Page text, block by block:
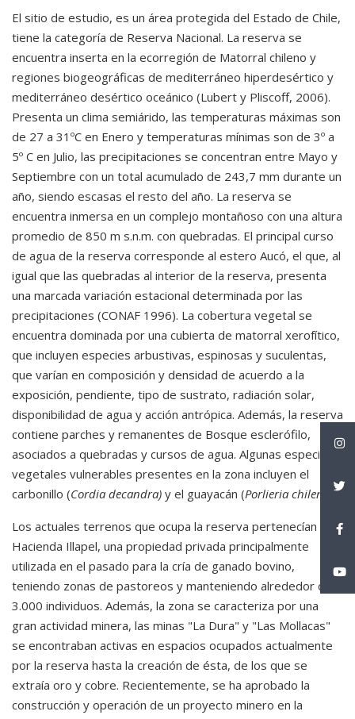
El sitio de estudio, es un área protegida del Estado de Chile,
tiene la categoría de Reserva Nacional. La reserva se
encuentra inserta en la ecorregión de Matorral chileno y
regiones biogeográficas de mediterráneo hiperdesértico y
mediterráneo desértico oceánico (Lubert y Pliscoff, 2006).
Presenta un clima semiárido, las temperaturas máximas son
de 27 a 31ºC en Enero y temperaturas mínimas son de 3º a
5º C en Julio, las precipitaciones se concentran entre Mayo y
Septiembre con un total acumulado de 243,7 mm durante un
año, siendo escasas el resto del año. La reserva se
encuentra inmersa en un complejo montañoso con una altura
promedio de 850 m s.n.m. con quebradas. El principal curso
de agua de la reserva corresponde al estero Aucó, el que, al
igual que las quebradas al interior de la reserva, presenta
una marcada variación estacional determinada por las
precipitaciones (CONAF 1996). La cobertura vegetal se
encuentra dominada por una cubierta de matorral xerofítico,
que incluyen especies arbustivas, espinosas y suculentas,
que varían en composición y densidad de acuerdo a la
exposición, pendiente, tipo de sustrato, radiación solar,
disponibilidad de agua y acción antrópica. Además, la reserva
contiene parches y remanentes de Bosque esclerófilo,
asociados a quebradas y cursos de agua. Algunas especies
vegetales vulnerables presentes en la zona incluyen el
carbonillo (Cordia decandra) y el guayacán (Porlieria chilensis).
Los actuales terrenos que ocupa la reserva pertenecían a la
Hacienda Illapel, una propiedad privada principalmente
utilizada en el pasado para la cría de ganado bovino,
teniendo zonas de pastoreos y manteniendo alrededor de
3.000 individuos. Además, la zona se caracteriza por una
gran actividad minera, las minas "La Dura" y "Las Mollacas"
se encontraban activas en espacios ocupados actualmente
por la reserva hasta la creación de ésta, de los que se
extraía oro y cobre. Recientemente, se ha aprobado la
construcción y operación de un proyecto minero en la